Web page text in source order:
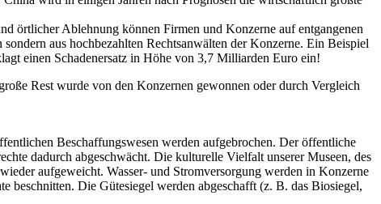
örtlicher Ablehnung können Firmen und Konzerne auf entgangenen
aus hochbezahlten Rechtsanwälten der Konzerne. Ein Beispiel
einen Schadenersatz in Höhe von 3,7 Milliarden Euro ein!
Rest wurde von den Konzernen gewonnen oder durch Vergleich
Beschaffungswesen werden aufgebrochen. Der öffentliche
dadurch abgeschwächt. Die kulturelle Vielfalt unserer Museen, des
aufgeweicht. Wasser- und Stromversorgung werden in Konzerne
beschnitten. Die Gütesiegel werden abgeschafft (z. B. das Biosiegel,